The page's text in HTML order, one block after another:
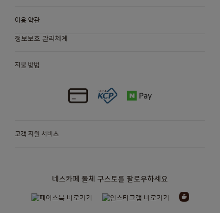
네스카페 돌체 구스토를 팔로우하세요
지불 방법
고객 지원 서비스
이용 약관
정보보호 관리체계